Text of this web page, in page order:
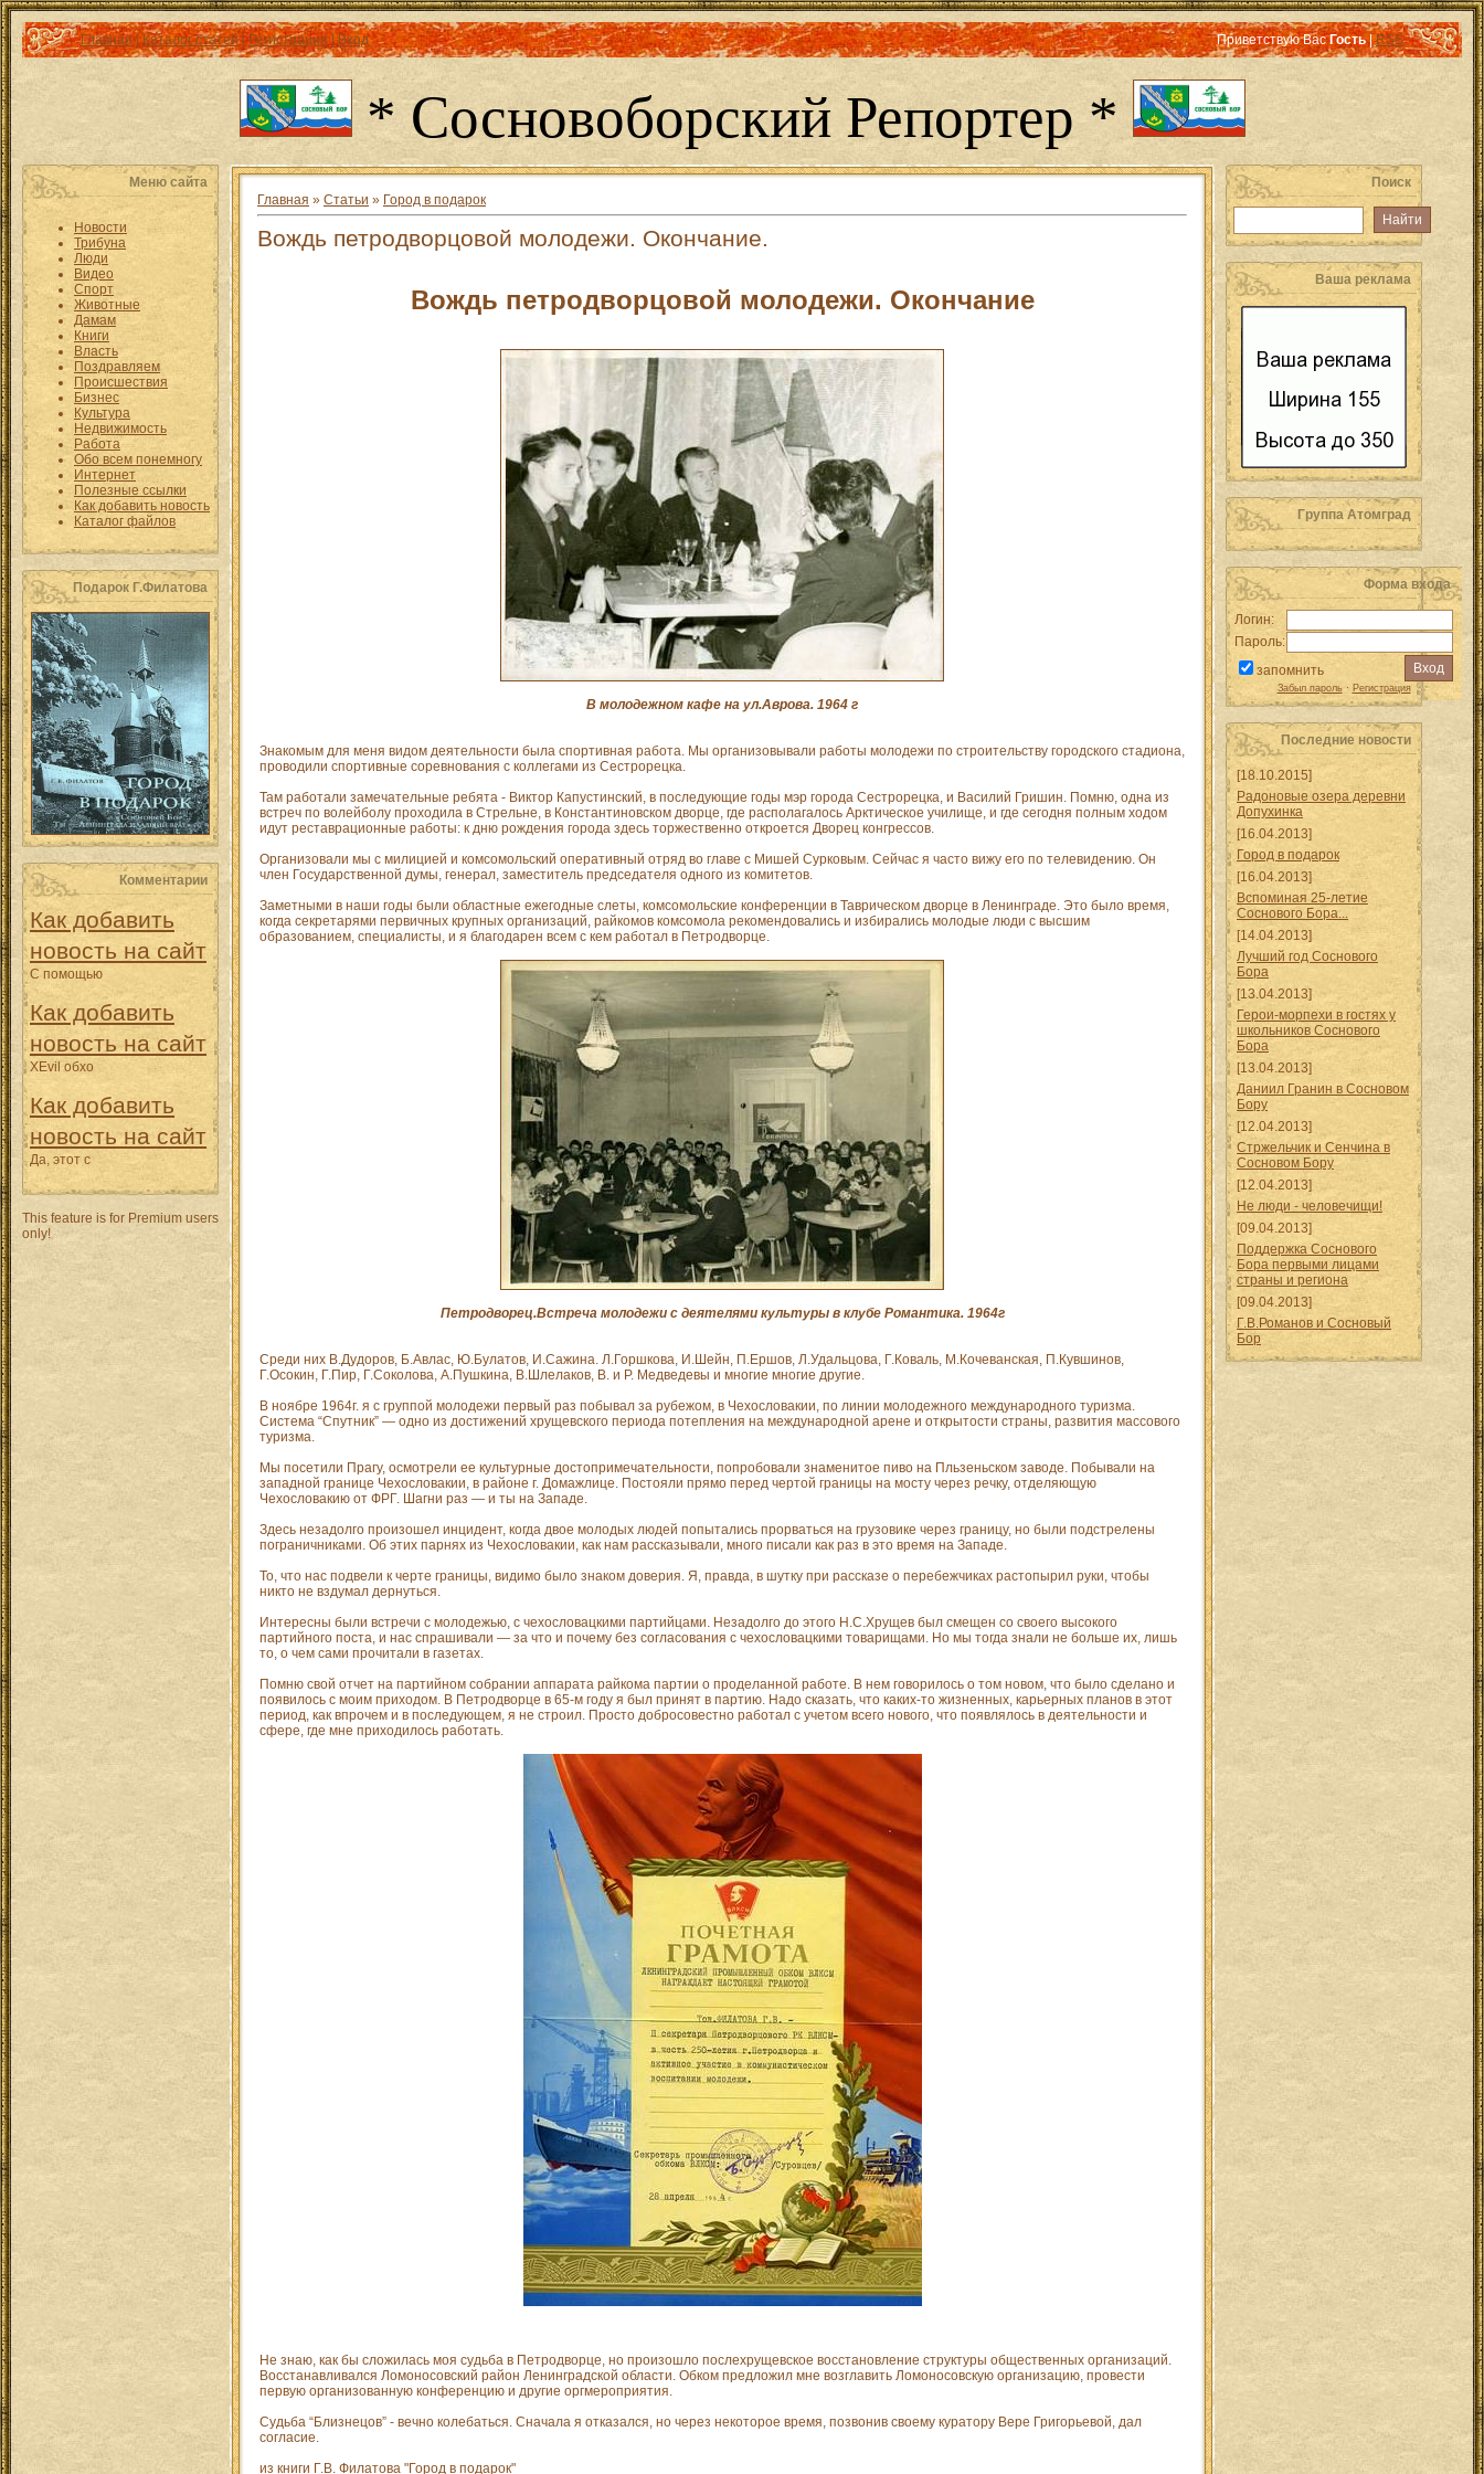
Главная|Каталог статей|Регистрация |Вход Приветствую Вас Гость|RSS
* Сосновоборский Репортер *
Меню сайта
Новости
Трибуна
Люди
Видео
Спорт
Животные
Дамам
Книги
Власть
Поздравляем
Происшествия
Бизнес
Культура
Недвижимость
Работа
Обо всем понемногу
Интернет
Полезные ссылки
Как добавить новость
Каталог файлов
Подарок Г.Филатова
Комментарии
Как добавить
новость на сайт
С помощью
Как добавить
новость на сайт
XEvil обхо
Как добавить
новость на сайт
Да, этот с
This feature is for Premium users
only!
Главная » Статьи » Город в подарок
Вождь петродворцовой молодежи. Окончание.
Вождь петродворцовой молодежи. Окончание
В молодежном кафе на ул.Аврова. 1964 г
Знакомым для меня видом деятельности была спортивная работа. Мы организовывали работы молодежи по строительству городского стадиона,
проводили спортивные соревнования с коллегами из Сестрорецка.
Там работали замечательные ребята - Виктор Капустинский, в последующие годы мэр города Сестрорецка, и Василий Гришин. Помню, одна из
встреч по волейболу проходила в Стрельне, в Константиновском дворце, где располагалось Арктическое училище, и где сегодня полным ходом
идут реставрационные работы: к дню рождения города здесь торжественно откроется Дворец конгрессов.
Организовали мы с милицией и комсомольский оперативный отряд во главе с Мишей Сурковым. Сейчас я часто вижу его по телевидению. Он
член Государственной думы, генерал, заместитель председателя одного из комитетов.
Заметными в наши годы были областные ежегодные слеты, комсомольские конференции в Таврическом дворце в Ленинграде. Это было время,
когда секретарями первичных крупных организаций, райкомов комсомола рекомендовались и избирались молодые люди с высшим
образованием, специалисты, и я благодарен всем с кем работал в Петродворце.
Петродворец.Встреча молодежи с деятелями культуры в клубе Романтика. 1964г
Среди них В.Дудоров, Б.Авлас, Ю.Булатов, И.Сажина. Л.Горшкова, И.Шейн, П.Ершов, Л.Удальцова, Г.Коваль, М.Кочеванская, П.Кувшинов,
Г.Осокин, Г.Пир, Г.Соколова, А.Пушкина, В.Шлелаков, В. и Р. Медведевы и многие многие другие.
В ноябре 1964г. я с группой молодежи первый раз побывал за рубежом, в Чехословакии, по линии молодежного международного туризма.
Система “Спутник” — одно из достижений хрущевского периода потепления на международной арене и открытости страны, развития массового
туризма.
Мы посетили Прагу, осмотрели ее культурные достопримечательности, попробовали знаменитое пиво на Пльзеньском заводе. Побывали на
западной границе Чехословакии, в районе г. Домажлице. Постояли прямо перед чертой границы на мосту через речку, отделяющую
Чехословакию от ФРГ. Шагни раз — и ты на Западе.
Здесь незадолго произошел инцидент, когда двое молодых людей попытались прорваться на грузовике через границу, но были подстрелены
пограничниками. Об этих парнях из Чехословакии, как нам рассказывали, много писали как раз в это время на Западе.
То, что нас подвели к черте границы, видимо было знаком доверия. Я, правда, в шутку при рассказе о перебежчиках растопырил руки, чтобы
никто не вздумал дернуться.
Интересны были встречи с молодежью, с чехословацкими партийцами. Незадолго до этого Н.С.Хрущев был смещен со своего высокого
партийного поста, и нас спрашивали — за что и почему без согласования с чехословацкими товарищами. Но мы тогда знали не больше их, лишь
то, о чем сами прочитали в газетах.
Помню свой отчет на партийном собрании аппарата райкома партии о проделанной работе. В нем говорилось о том новом, что было сделано и
появилось с моим приходом. В Петродворце в 65-м году я был принят в партию. Надо сказать, что каких-то жизненных, карьерных планов в этот
период, как впрочем и в последующем, я не строил. Просто добросовестно работал с учетом всего нового, что появлялось в деятельности и
сфере, где мне приходилось работать.
Не знаю, как бы сложилась моя судьба в Петродворце, но произошло послехрущевское восстановление структуры общественных организаций.
Восстанавливался Ломоносовский район Ленинградской области. Обком предложил мне возглавить Ломоносовскую организацию, провести
первую организованную конференцию и другие оргмероприятия.
Судьба “Близнецов” - вечно колебаться. Сначала я отказался, но через некоторое время, позвонив своему куратору Вере Григорьевой, дал
согласие.
из книги Г.В. Филатова "Город в подарок"
Поиск
Ваша реклама
Группа Атомград
Форма входа
Логин:
Пароль:
запомнить
Забыл пароль· Регистрация
Последние новости
[18.10.2015]
Радоновые озера деревни
Допухинка
[16.04.2013]
Город в подарок
[16.04.2013]
Вспоминая 25-летие
Соснового Бора...
[14.04.2013]
Лучший год Соснового
Бора
[13.04.2013]
Герои-морпехи в гостях у
школьников Соснового
Бора
[13.04.2013]
Даниил Гранин в Сосновом
Бору
[12.04.2013]
Стржельчик и Сенчина в
Сосновом Бору
[12.04.2013]
Не люди - человечищи!
[09.04.2013]
Поддержка Соснового
Бора первыми лицами
страны и региона
[09.04.2013]
Г.В.Романов и Сосновый
Бор